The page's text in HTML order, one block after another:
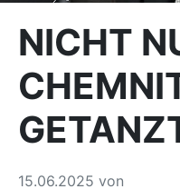
NICHT
15.06.2025 von